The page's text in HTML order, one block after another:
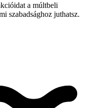
a múltbeli
szabadsághoz juthatsz.